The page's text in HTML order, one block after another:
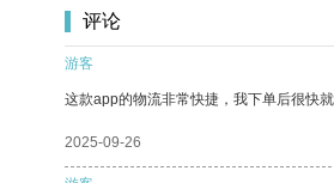
评论
游客
这款app的物流非常快捷，我下单后很快就
2025-09-26